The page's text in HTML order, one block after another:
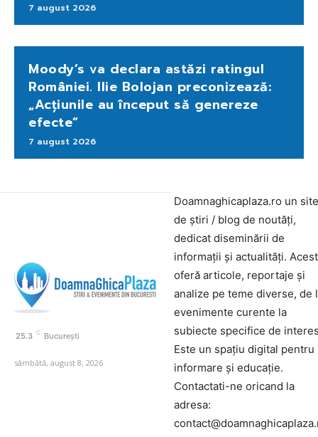
7 august 2026
Moody’s va declara astăzi ratingul
României. Ilie Bolojan preconizează:
„Acțiunile au început să genereze
efecte”
7 august 2026
25.3 C București
sâmbătă, august 8, 2026
Doamnaghicaplaza.ro un site
de știri / blog de noutăți,
dedicat diseminării de
informații și actualități.
oferă articole, reportaje și
analize pe teme diverse, de
evenimente curente la
subiecte specifice de
Este un spațiu digital pentru
informare și educație.
Contactati-ne oricand la
adresa: